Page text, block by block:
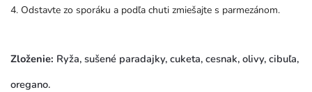
4. Odstavte zo sporáku a podľa chuti zmiešajte s parmezánom.
Zloženie: Ryža, sušené paradajky, cuketa, cesnak, olivy, cibuľa,
oregano.